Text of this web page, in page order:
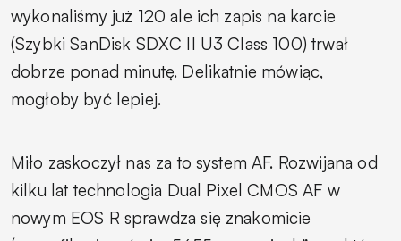
wykonaliśmy już 120 ale ich zapis na karcie
(Szybki SanDisk SDXC II U3 Class 100) trwał
dobrze ponad minutę. Delikatnie mówiąc,
mogłoby być lepiej.
Miło zaskoczył nas za to system AF. Rozwijana od
kilku lat technologia Dual Pixel CMOS AF w
nowym EOS R sprawdza się znakomicie